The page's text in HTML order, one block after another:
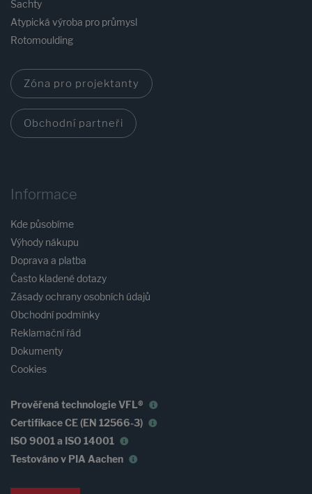
Šachty
Atypická výroba pro průmysl
Rotomoulding
Zóna pro projektanty
Obchodní partneři
Informace
Kde působíme
Výhody nákupu
Doprava a platba
Často kladené dotazy
Zásady ochrany osobních údajů
Obchodní podmínky
Reklamační řád
Dokumenty
Cookies
Prověřená technologie VFL®
Certifikace CE (EN 12566-3)
ISO 9001 a ISO 14001
Testováno v PIA Aachen